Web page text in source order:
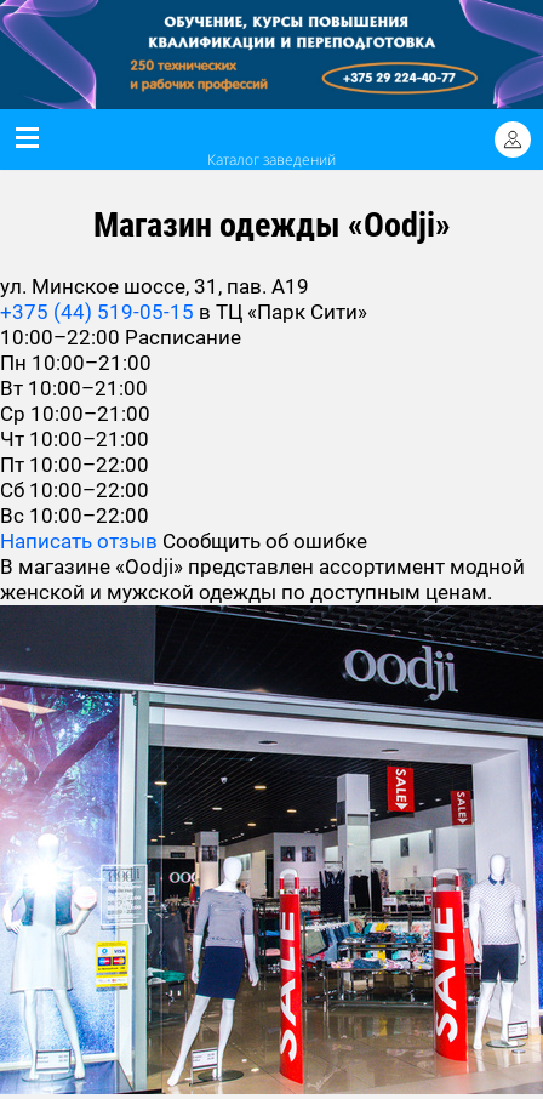
Каталог заведений
Магазин одежды «Oodji»
ул. Минское шоссе, 31, пав. А19
+375 (44) 519-05-15 в ТЦ «Парк Сити»
10:00–22:00 Расписание
Пн 10:00–21:00
Вт 10:00–21:00
Ср 10:00–21:00
Чт 10:00–21:00
Пт 10:00–22:00
Сб 10:00–22:00
Вс 10:00–22:00
Написать отзыв Сообщить об ошибке
В магазине «Oodji» представлен ассортимент модной
женской и мужской одежды по доступным ценам.